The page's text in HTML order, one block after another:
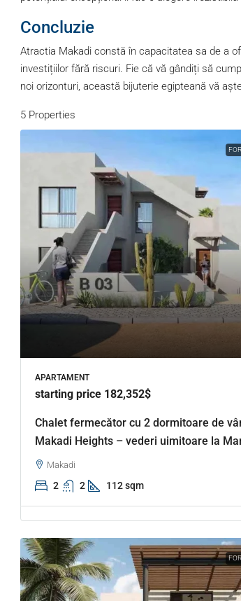
Concluzie
Atractia Makadi constă în capacitatea sa de a
investițiilor fără riscuri. Fie că vă gândiți să
noi orizonturi, această bijuterie egipteană vă
5 Properties
APARTAMENT
starting price 182,352$
Chalet fermecător cu 2 dormitoare de
Makadi Heights – vederi uimitoare la
Makadi
2 2 112 sqm